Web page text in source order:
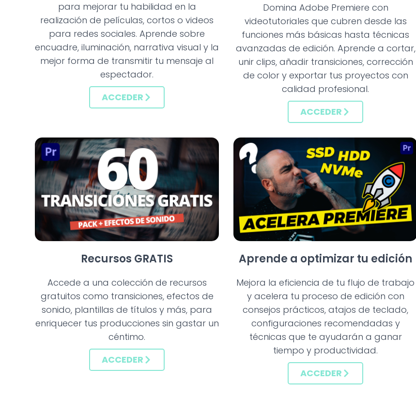
para mejorar tu habilidad en la
realización de películas, cortos o videos
para redes sociales. Aprende sobre
encuadre, iluminación, narrativa visual y la
mejor forma de transmitir tu mensaje al
espectador.
ACCEDER
Domina Adobe Premiere con
videotutoriales que cubren desde las
funciones más básicas hasta técnicas
avanzadas de edición. Aprende a cortar,
unir clips, añadir transiciones, corrección
de color y exportar tus proyectos con
calidad profesional.
ACCEDER
Recursos GRATIS
Accede a una colección de recursos
gratuitos como transiciones, efectos de
sonido, plantillas de títulos y más, para
enriquecer tus producciones sin gastar un
céntimo.
ACCEDER
Aprende a optimizar tu edición
Mejora la eficiencia de tu flujo de trabajo
y acelera tu proceso de edición con
consejos prácticos, atajos de teclado,
configuraciones recomendadas y
técnicas que te ayudarán a ganar
tiempo y productividad.
ACCEDER